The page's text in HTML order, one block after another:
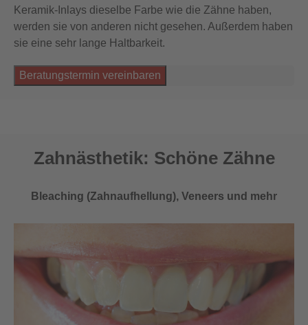
Keramik-Inlays dieselbe Farbe wie die Zähne haben,
werden sie von anderen nicht gesehen. Außerdem haben
sie eine sehr lange Haltbarkeit.
Beratungstermin vereinbaren
Zahnästhetik: Schöne Zähne
Bleaching (Zahnaufhellung), Veneers und mehr